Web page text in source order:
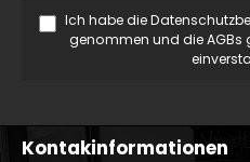
Ich habe die
genommen und dieAGBs
Kontakinformationen